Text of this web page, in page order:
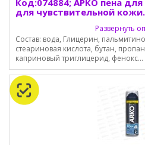
Код:074884; АРКО пена
для чувствительной
Развернуть
Состав: вода, Глицерин,
стеариновая кислота, бутан,
каприновый триглицерид, фенокс...